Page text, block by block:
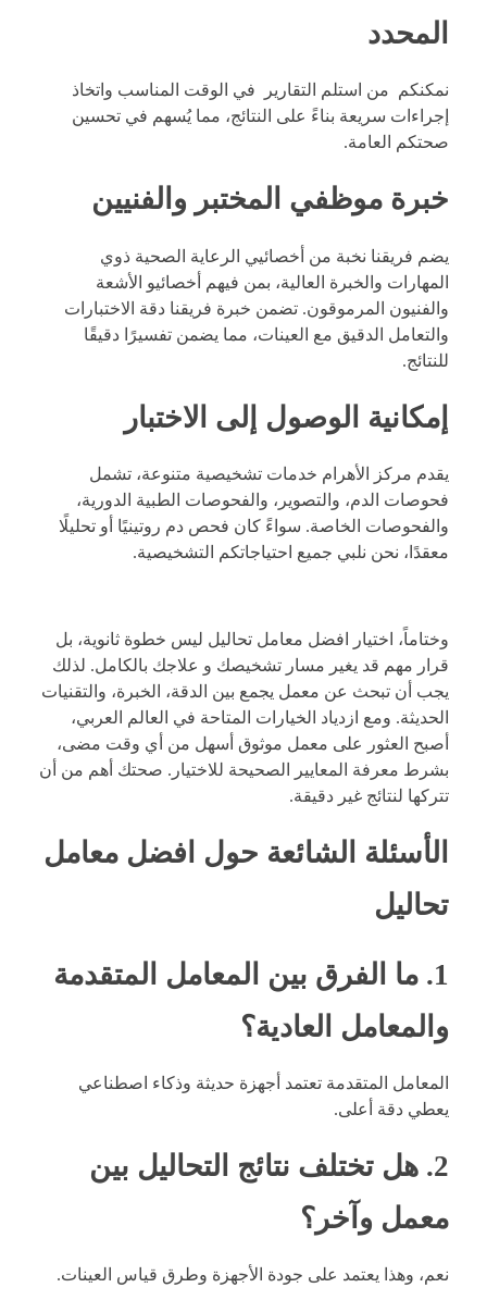
المحدد
نمكنكم من استلم التقارير في الوقت المناسب واتخاذ
إجراءات سريعة بناءً على النتائج، مما يُسهم في تحسين
صحتكم العامة.
خبرة موظفي المختبر والفنيين
يضم فريقنا نخبة من أخصائيي الرعاية الصحية ذوي
المهارات والخبرة العالية، بمن فيهم أخصائيو الأشعة
والفنيون المرموقون. تضمن خبرة فريقنا دقة الاختبارات
والتعامل الدقيق مع العينات، مما يضمن تفسيرًا دقيقًا
للنتائج.
إمكانية الوصول إلى الاختبار
يقدم مركز الأهرام خدمات تشخيصية متنوعة، تشمل
فحوصات الدم، والتصوير، والفحوصات الطبية الدورية،
والفحوصات الخاصة. سواءً كان فحص دم روتينيًا أو تحليلًا
معقدًا، نحن نلبي جميع احتياجاتكم التشخيصية.
وختاماً، اختيار افضل معامل تحاليل ليس خطوة ثانوية، بل
قرار مهم قد يغير مسار تشخيصك و علاجك بالكامل. لذلك
يجب أن تبحث عن معمل يجمع بين الدقة، الخبرة، والتقنيات
الحديثة. ومع ازدياد الخيارات المتاحة في العالم العربي،
أصبح العثور على معمل موثوق أسهل من أي وقت مضى،
بشرط معرفة المعايير الصحيحة للاختيار. صحتك أهم من أن
تتركها لنتائج غير دقيقة.
الأسئلة الشائعة حول افضل معامل
تحاليل
1. ما الفرق بين المعامل المتقدمة
والمعامل العادية؟
المعامل المتقدمة تعتمد أجهزة حديثة وذكاء اصطناعي
يعطي دقة أعلى.
2. هل تختلف نتائج التحاليل بين
معمل وآخر؟
نعم، وهذا يعتمد على جودة الأجهزة وطرق قياس العينات.